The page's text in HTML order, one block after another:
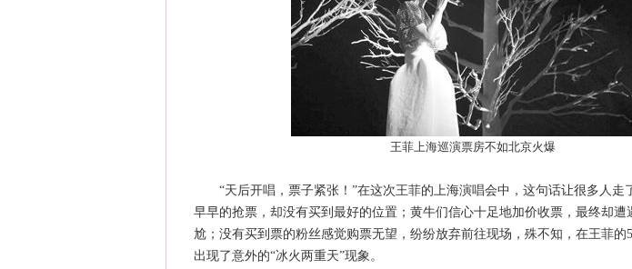
王菲上海巡演票房不如北京火爆
“天后开唱，票子紧张！”在这次王菲的上海演唱会中，这句话让很多人走
早早的抢票，却没有买到最好的位置；黄牛们信心十足地加价收票，最终却遭
尬；没有买到票的粉丝感觉购票无望，纷纷放弃前往现场，殊不知，在王菲的
出现了意外的“冰火两重天”现象。